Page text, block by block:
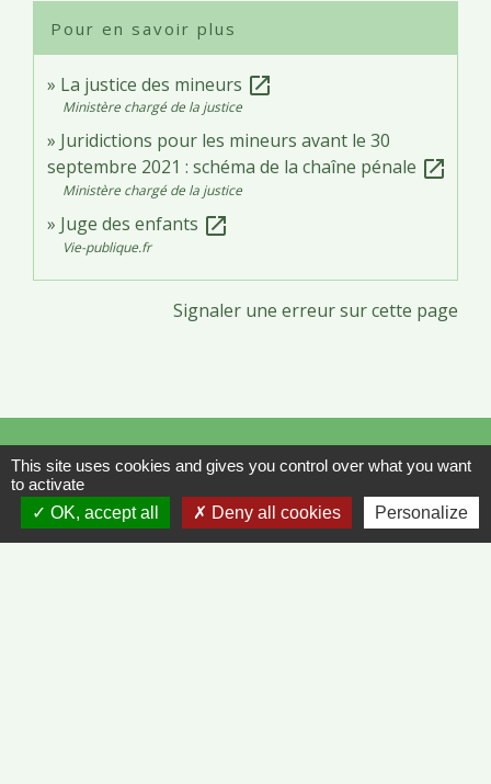
Pour en savoir plus
La justice des mineurs open_in_new
Ministère chargé de la justice
Juridictions pour les mineurs avant le 30
septembre 2021 : schéma de la chaîne pénale open_in_new
Ministère chargé de la justice
Juge des enfants open_in_new
Vie-publique.fr
Signaler une erreur sur cette page
65, rue de la Mairie
71680 Vinzelles - FRANCE
+33 3 85 35 61 19
This site uses cookies and gives you control over what you want
to activate
OK, accept all
Deny all cookies Personalize